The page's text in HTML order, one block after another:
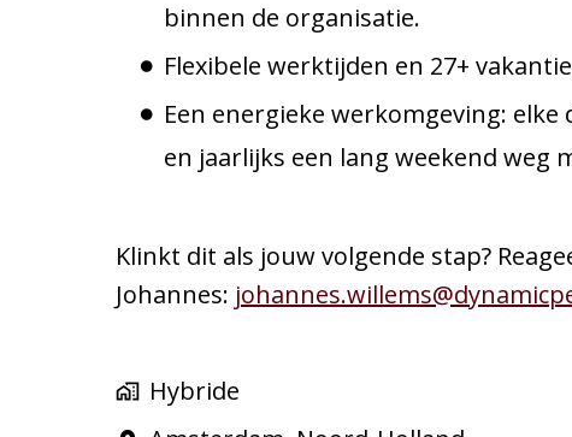
binnen de organisatie.
Flexibele werktijden en 27+
Een energieke werkomgeving:
en jaarlijks een lang weekend weg
Klinkt dit als jouw volgende stap?
Johannes:
Hybride